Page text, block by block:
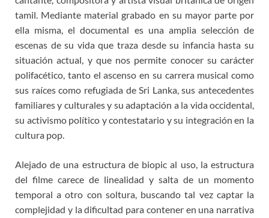
k
n
k
s
t
tamil. Mediante material grabado en su mayor parte por
ella misma, el documental es una amplia selección de
escenas de su vida que traza desde su infancia hasta su
situación actual, y que nos permite conocer su carácter
polifacético, tanto el ascenso en su carrera musical como
sus raíces como refugiada de Sri Lanka, sus antecedentes
familiares y culturales y su adaptación a la vida occidental,
su activismo político y contestatario y su integración en la
cultura pop.
Alejado de una estructura de biopic al uso, la estructura
del filme carece de linealidad y salta de un momento
temporal a otro con soltura, buscando tal vez captar la
complejidad y la dificultad para contener en una narrativa